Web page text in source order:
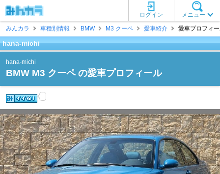
メニュー
ログイン
みんカラ
車種別情報 BMW M3 クーペ 愛車紹介 愛車プロフィ
hana-michi
hana-michi
BMW M3 クーペ の愛車プロフィール